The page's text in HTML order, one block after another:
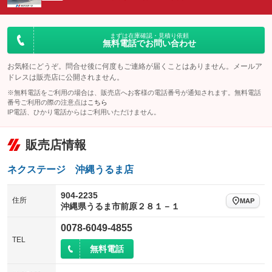
：装備なし
：装備なし
まずは在庫確認・見積り依頼
無料電話でお問い合わせ
お気軽にどうぞ。問合せ後に何度もご連絡が届くことはありません。メールア
ドレスは販売店に公開されません。
※無料電話をご利用の場合は、販売店へお客様の電話番号が通知されます。無料電話
番号ご利用の際の注意点は こちら
IP電話、ひかり電話からはご利用いただけません。
販売店情報
ネクステージ 沖縄うるま店
住所
904-2235
沖縄県うるま市前原２８１－１
MAP
TEL
0078-6049-4855
無料電話